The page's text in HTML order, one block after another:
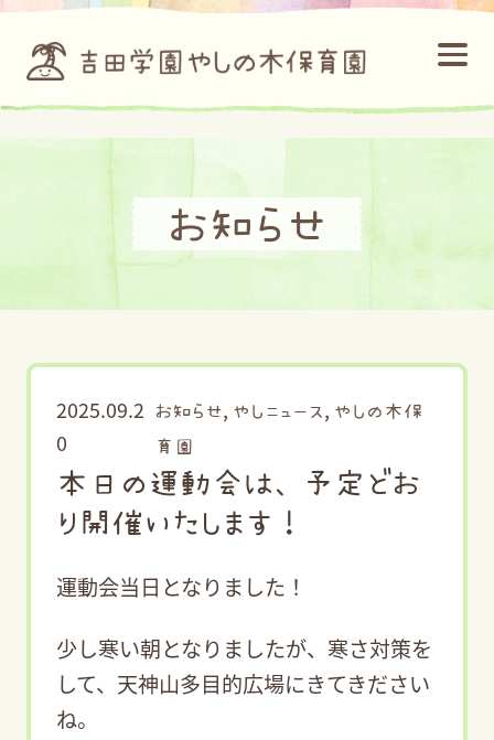
お知らせ
2025.09.2
0
お知らせ, やしニュース, やしの木保
育園
本日の運動会は、予定どお
り開催いたします！
運動会当日となりました！
少し寒い朝となりましたが、寒さ対策を
して、天神山多目的広場にきてきださい
ね。